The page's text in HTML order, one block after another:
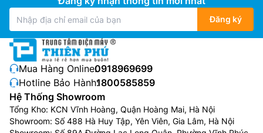
Chọn mua theo dung tích
Nếu người dùng chọn bình nóng lạnh loại trực tiếp thì
không cần quan tâm đến dung tích, nhưng nếu chọn
loại sản phẩm làm nóng gián tiếp thì cũng cần lưu ý
đến dung tích của bình, vì nếu chọn loại dung tích nhỏ
thì đôi khi không đủ để cả gia đình sử dụng, mà nếu
chọn loại có dung tích lớn thì lại thừa gâ lãng phí.
Máy nước nóng 15 – 20L: phù hợp với gia đình có
Đăng ký
Mua Hàng Online:0918969699
Hotline Bảo Hành:1800585859
Hệ Thống Showroom
Tổng Kho: KCN Vĩnh Hoàng, Quận Hoàng Mai, Hà Nội
Showroom: Số 488 Hà Huy Tập, Yên Viên, Gia Lâm, Hà Nội